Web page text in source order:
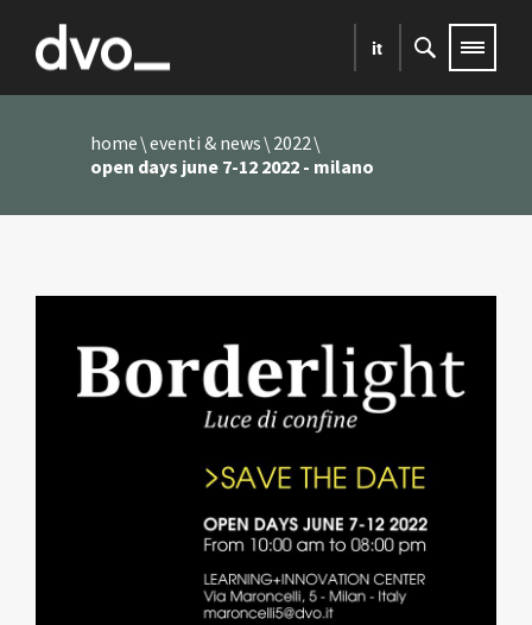
it
home eventi & news 2022
open days june 7-12 2022 - milano